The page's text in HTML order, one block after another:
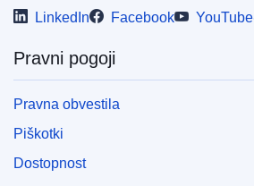
LinkedIn Facebook YouTube
Pravni pogoji
Pravna obvestila
Piškotki
Dostopnost